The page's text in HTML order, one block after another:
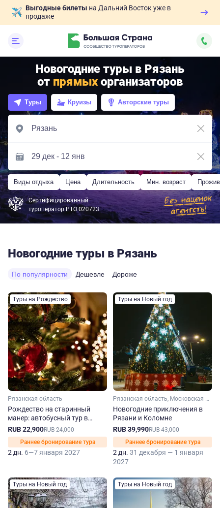
Выгодные билеты на Дальний Восток уже в
продаже
Новогодние туры в Рязань
от прямыхорганизаторов
Туры Круизы Авторские туры
Виды отдыха Цена Длительность Мин. возраст
Сертифицированный
туроператор РТО 020723
Новогодние туры в Рязань
По популярности Дешевле Дороже
Туры на Рождество
Рязанская область
Рождество на старинный
манер: автобусный тур в
Рязань из Москвы
RUB 22,900RUB 24,000
Раннее бронирование тура
2 дн. 6—7 января 2027
Туры на Новый год
Рязанская область, Московская область
Новогодние приключения в
Рязани и Коломне
RUB 39,990RUB 43,000
Раннее бронирование тура
2 дн. 31 декабря — 1 января
2027
Туры на Новый год Туры на Новый год